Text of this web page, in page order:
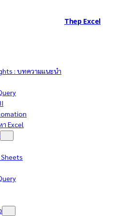
Thep Excel
: บทความแนะนำ
Excel